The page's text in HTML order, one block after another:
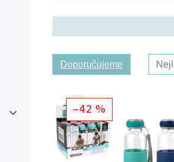
Doporučujeme
–42 %